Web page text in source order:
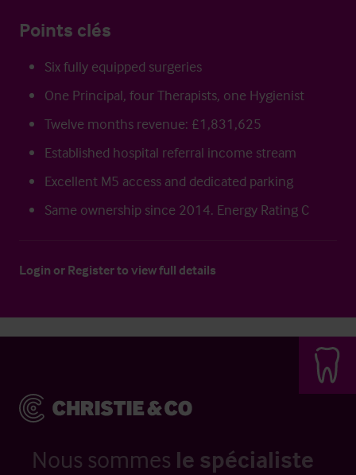
Points clés
Six fully equipped surgeries
One Principal, four Therapists, one Hygienist
Twelve months revenue: £1,831,625
Established hospital referral income stream
Excellent M5 access and dedicated parking
Same ownership since 2014. Energy Rating C
Login or Registerto view full details
Nous sommes le spécialiste